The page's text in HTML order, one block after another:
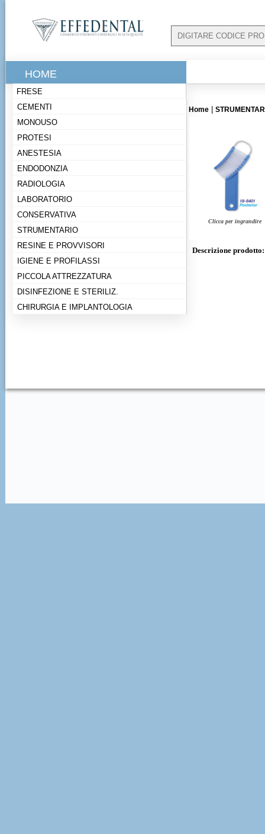
HOME
FRESE
CEMENTI
MONOUSO
PROTESI
ANESTESIA
ENDODONZIA
RADIOLOGIA
LABORATORIO
CONSERVATIVA
STRUMENTARIO
RESINE E PROVVISORI
IGIENE E PROFILASSI
PICCOLA ATTREZZATURA
DISINFEZIONE E STERILIZ.
CHIRURGIA E IMPLANTOLOGIA
Home
Clicca per ingrandire
Descrizione prodotto: